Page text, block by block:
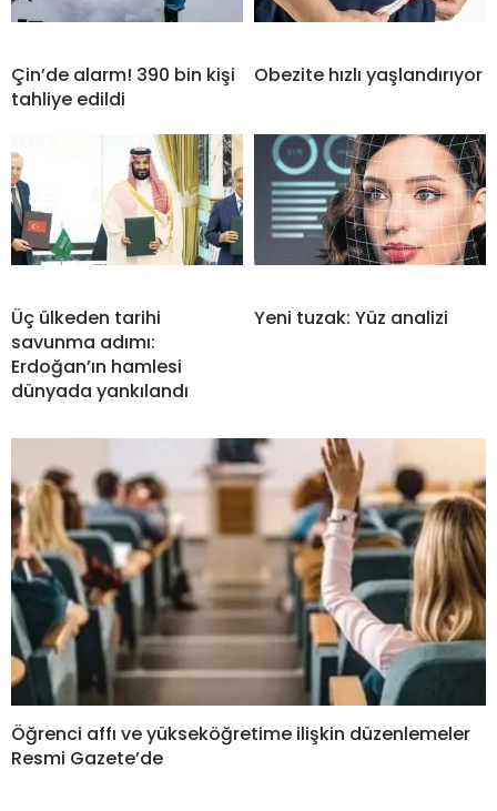
Çin’de alarm! 390 bin kişi
tahliye edildi
Obezite hızlı yaşlandırıyor
Üç ülkeden tarihi
savunma adımı:
Erdoğan’ın hamlesi
dünyada yankılandı
Yeni tuzak: Yüz analizi
Öğrenci affı ve yükseköğretime ilişkin düzenlemeler
Resmi Gazete’de